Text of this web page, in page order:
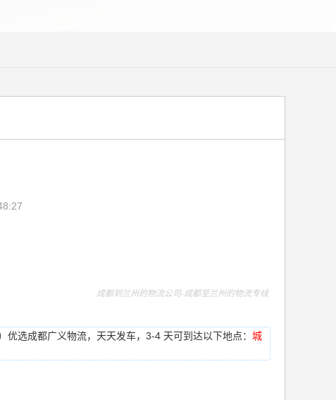
成都到兰州的物流公司-成都至兰州的物流专线
选成都广义物流，天天发车，3-4 天可到达以下地点： 城